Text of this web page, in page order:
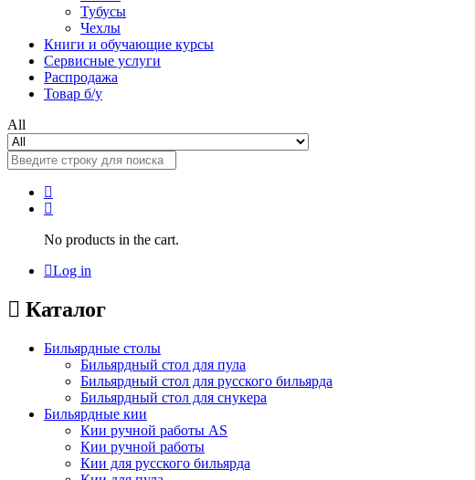
Тубусы
Чехлы
Книги и обучающие курсы
Сервисные услуги
Распродажа
Товар б/у
All
No products in the cart.
Log in
Каталог
Бильярдные столы
Бильярдный стол для пула
Бильярдный стол для русского бильярда
Бильярдный стол для снукера
Бильярдные кии
Кии ручной работы AS
Кии ручной работы
Кии для русского бильярда